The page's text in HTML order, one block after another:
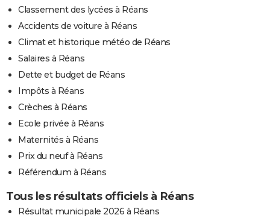
Classement des lycées à Réans
Accidents de voiture à Réans
Climat et historique météo de Réans
Salaires à Réans
Dette et budget de Réans
Impôts à Réans
Crèches à Réans
Ecole privée à Réans
Maternités à Réans
Prix du neuf à Réans
Référendum à Réans
Tous les résultats officiels à Réans
Résultat municipale 2026 à Réans